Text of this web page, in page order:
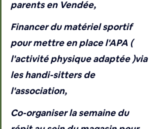
parents en Vendée,
Financer du matériel sportif
pour mettre en place l'APA (
l'activité physique adaptée )via
les handi-sitters de
l'association,
Co-organiser la semaine du